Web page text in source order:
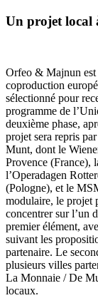
Un projet local
Orfeo & Majnun est
coproduction
sélectionné pour
programme de
deuxième phase,
projet sera repris
Munt, dont le
Provence (France),
l’Operadagen
(Pologne), et le
modulaire, le projet
concentrer sur l’un
premier élément,
suivant les
partenaire. Le
plusieurs villes
La Monnaie / De
locaux.